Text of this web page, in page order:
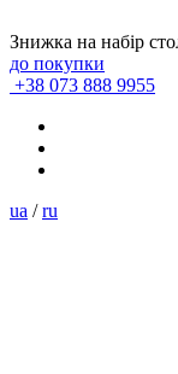
Знижка на набір
до покупки
+38 073 888 9955
ua / ru